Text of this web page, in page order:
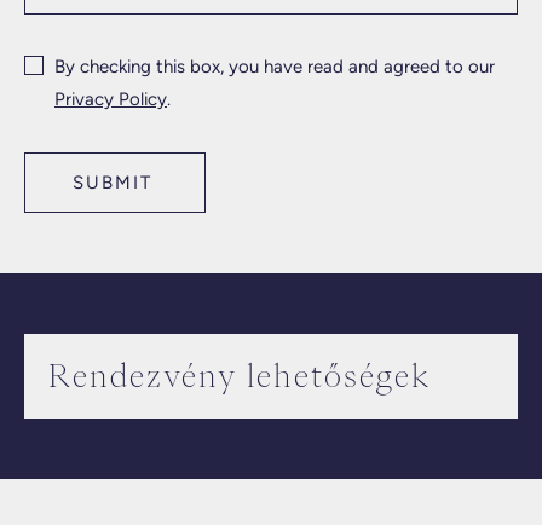
By checking this box, you have read and agreed to our
Privacy Policy.
SUBMIT
Rendezvény lehetőségek